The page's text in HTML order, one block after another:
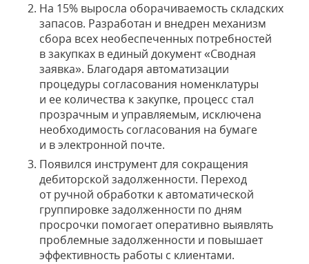
На 15% выросла оборачиваемость складских
запасов. Разработан и внедрен механизм
сбора всех необеспеченных потребностей
в закупках в единый документ «Сводная
заявка». Благодаря автоматизации
процедуры согласования номенклатуры
и ее количества к закупке, процесс стал
прозрачным и управляемым, исключена
необходимость согласования на бумаге
и в электронной почте.
Появился инструмент для сокращения
дебиторской задолженности. Переход
от ручной обработки к автоматической
группировке задолженности по дням
просрочки помогает оперативно выявлять
проблемные задолженности и повышает
эффективность работы с клиентами.